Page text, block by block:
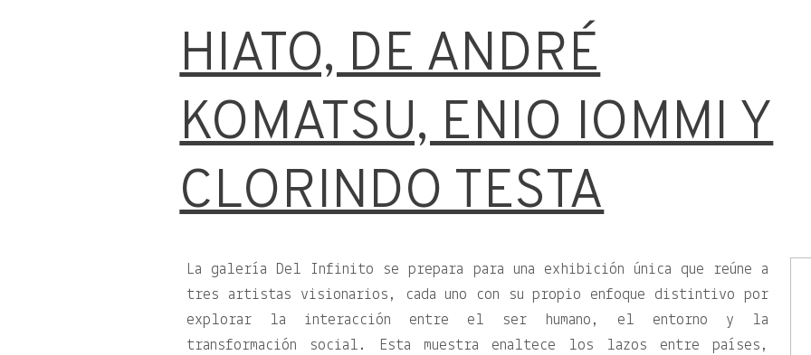
HIATO, DE ANDRÉ
KOMATSU, ENIO IOMMI Y
CLORINDO TESTA
La galería Del Infinito se prepara para una exhibición única que reúne a
tres artistas visionarios, cada uno con su propio enfoque distintivo por
explorar la interacción entre el ser humano, el entorno y la
transformación social. Esta muestra enaltece los lazos entre países,